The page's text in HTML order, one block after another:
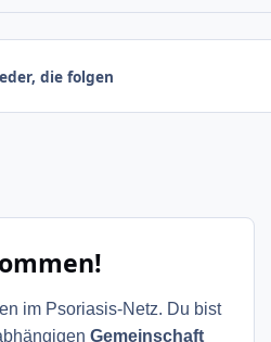
die folgen
im Psoriasis-Netz. Du bist
Gemeinschaft